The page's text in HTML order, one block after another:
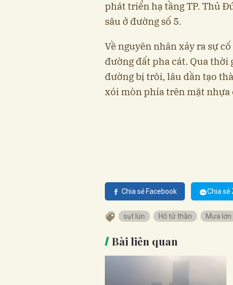
phát triển hạ tầng TP. Thủ
sâu ở đường số 5.
Về nguyên nhân xảy ra sự
đường đất pha cát. Qua
đường bị trôi, lâu dần tạo
xói mòn phía trên mặt nhựa
Chia sẻ Facebook Chia sẻ
sụt lún Hố tử thần Mưa lớn
Bài liên quan